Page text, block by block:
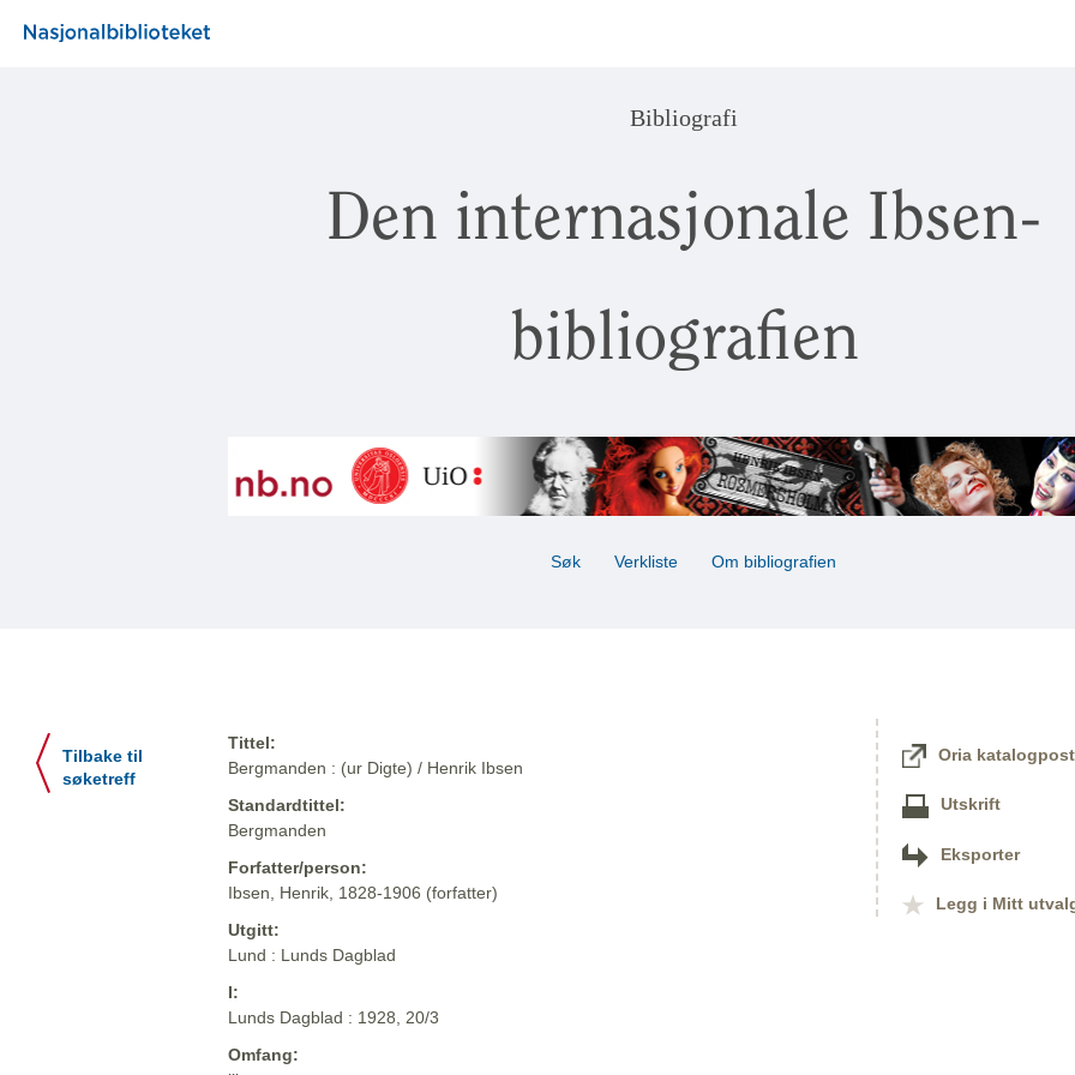
Bibliografi
Den internasjonale Ibsen-
bibliografien
Søk Verkliste Om bibliografien
Tilbake til
søketreff
Tittel:
Bergmanden : (ur Digte) / Henrik Ibsen
Standardtittel:
Bergmanden
Forfatter/person:
Ibsen, Henrik, 1828-1906 (forfatter)
Utgitt:
Lund : Lunds Dagblad
I:
Lunds Dagblad : 1928, 20/3
Omfang:
Oria katalogpost
Utskrift
Eksporter
Legg i Mitt